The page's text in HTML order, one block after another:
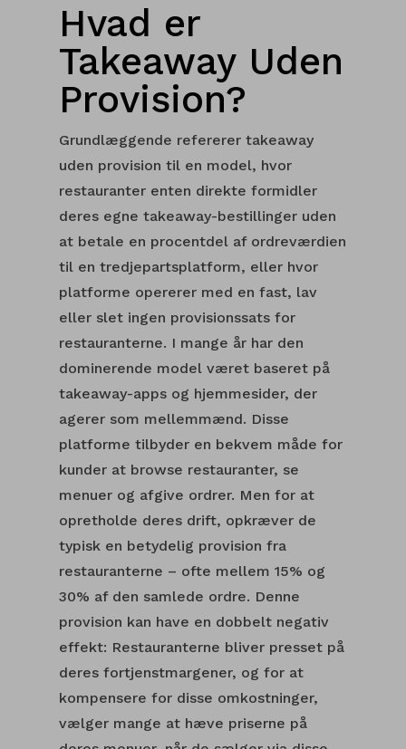
Hvad er
Takeaway Uden
Provision?
Grundlæggende refererer takeaway
uden provision til en model, hvor
restauranter enten direkte formidler
deres egne takeaway-bestillinger uden
at betale en procentdel af ordreværdien
til en tredjepartsplatform, eller hvor
platforme opererer med en fast, lav
eller slet ingen provisionssats for
restauranterne. I mange år har den
dominerende model været baseret på
takeaway-apps og hjemmesider, der
agerer som mellemmænd. Disse
platforme tilbyder en bekvem måde for
kunder at browse restauranter, se
menuer og afgive ordrer. Men for at
opretholde deres drift, opkræver de
typisk en betydelig provision fra
restauranterne – ofte mellem 15% og
30% af den samlede ordre. Denne
provision kan have en dobbelt negativ
effekt: Restauranterne bliver presset på
deres fortjenstmargener, og for at
kompensere for disse omkostninger,
vælger mange at hæve priserne på